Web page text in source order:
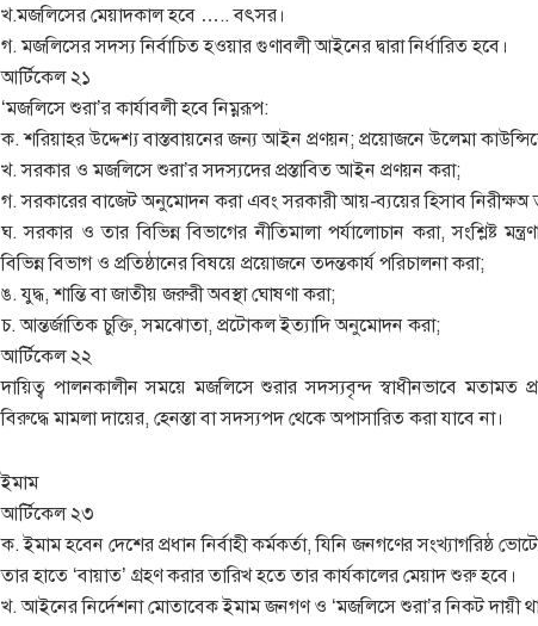
খ.মজলিসের মেয়াদকাল হবে ….. বৎসর।
গ. মজলিসের সদস্য নির্বাচিত হওয়ার গুণাবলী আইনের দ্বারা নির্ধারিত হবে।
আর্টিকেল ২১
‘মজলিসে শুরা’র কার্যাবলী হবে নিম্নরূপ:
ক. শরিয়াহর উদ্দেশ্য বাস্তবায়নের জন্য আইন প্রণয়ন; প্রয়োজনে উলেমা
খ. সরকার ও মজলিসে শুরা’র সদস্যদের প্রস্তাবিত আইন প্রণয়ন করা;
গ. সরকারের বাজেট অনুমোদন করা এবং সরকারী আয়-ব্যয়ের হিসাব নিরীক্ষঅ
ঘ. সরকার ও তার বিভিন্ন বিভাগের নীতিমালা পর্যালোচান করা, সংশ্লিষ্ট
বিভিন্ন বিভাগ ও প্রতিষ্ঠানের বিষয়ে প্রয়োজনে তদন্তকার্য পরিচালনা করা;
ঙ. যুদ্ধ, শান্তি বা জাতীয় জরুরী অবস্থা ঘোষণা করা;
চ. আন্তর্জাতিক চুক্তি, সমঝোতা, প্রটোকল ইত্যাদি অনুমোদন করা;
আর্টিকেল ২২
দায়িত্ব পালনকালীন সময়ে মজলিসে শুরার সদস্যবৃন্দ স্বাধীনভাবে মতামত
বিরুদ্ধে মামলা দায়ের, হেনস্তা বা সদস্যপদ থেকে অপাসারিত করা যাবে না।
ইমাম
আর্টিকেল ২৩
ক. ইমাম হবেন দেশের প্রধান নির্বাহী কর্মকর্তা, যিনি জনগণের সংখ্যাগরিষ্ঠ
তার হাতে ‘বায়াত’ গ্রহণ করার তারিখ হতে তার কার্যকালের মেয়াদ শুরু হবে।
খ. আইনের নির্দেশনা মোতাবেক ইমাম জনগণ ও ‘মজলিসে শুরা’র নিকট দায়ী